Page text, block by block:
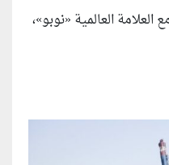
العالمية «نوبو»،